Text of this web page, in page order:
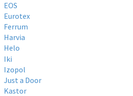
EOS
Eurotex
Ferrum
Harvia
Helo
Iki
Izopol
Just a Door
Kastor